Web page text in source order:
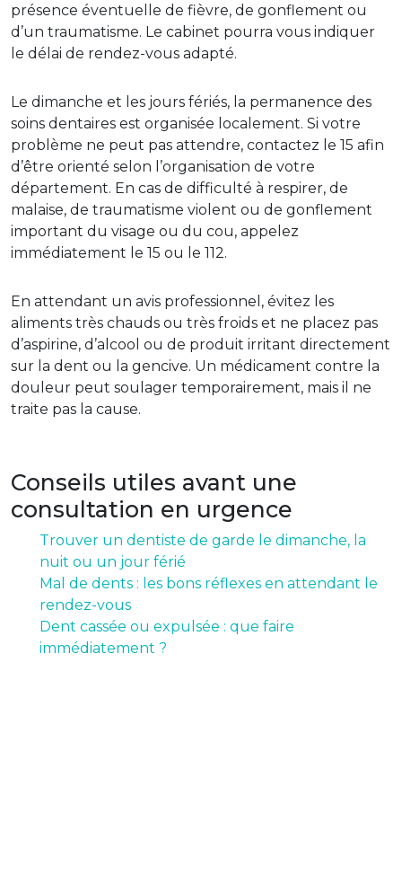
présence éventuelle de fièvre, de gonflement ou
d’un traumatisme. Le cabinet pourra vous indiquer
le délai de rendez-vous adapté.
Le dimanche et les jours fériés, la permanence des
soins dentaires est organisée localement. Si votre
problème ne peut pas attendre, contactez le 15 afin
d’être orienté selon l’organisation de votre
département. En cas de difficulté à respirer, de
malaise, de traumatisme violent ou de gonflement
important du visage ou du cou, appelez
immédiatement le 15 ou le 112.
En attendant un avis professionnel, évitez les
aliments très chauds ou très froids et ne placez pas
d’aspirine, d’alcool ou de produit irritant directement
sur la dent ou la gencive. Un médicament contre la
douleur peut soulager temporairement, mais il ne
traite pas la cause.
Conseils utiles avant une
consultation en urgence
Trouver un dentiste de garde le dimanche, la
nuit ou un jour férié
Mal de dents : les bons réflexes en attendant le
rendez-vous
Dent cassée ou expulsée : que faire
immédiatement ?